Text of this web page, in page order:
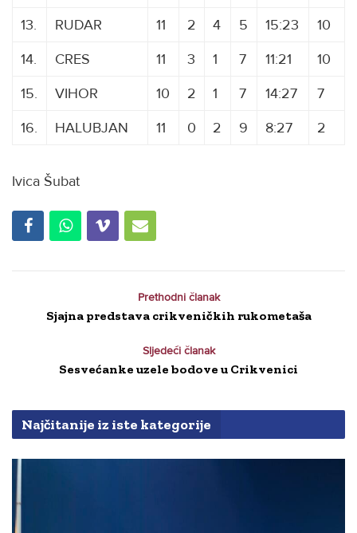
13.
RUDAR 11 2 4 5 15:23
10
14.
CRES 11 3 1 7 11:21
10
15.
VIHOR 10 2 1 7 14:27
7
16.
HALUBJAN 11 0 2 9 8:27 2
Ivica Šubat
Prethodni članak
Sjajna predstava crikveničkih rukometaša
Sljedeći članak
Sesvećanke uzele bodove u Crikvenici
Najčitanije iz iste kategorije